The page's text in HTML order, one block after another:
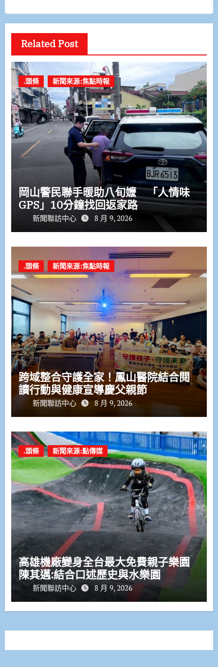
Related Post
.頭條 新聞來源:焦點時報
岡山警民聯手暖助八旬嬤 「人情味
GPS」10分鐘找回返家路
新聞聯訪中心 8 月 9, 2026
.頭條 新聞來源:焦點時報
跨域整合守護全家！鳳山醫院結合閱
讀行動與健康宣導慶父親節
新聞聯訪中心 8 月 9, 2026
.頭條 新聞來源:點傳媒
高雄機廠變身全台最大免費親子樂園
陳其邁:結合口述歷史與水樂園
新聞聯訪中心 8 月 9, 2026